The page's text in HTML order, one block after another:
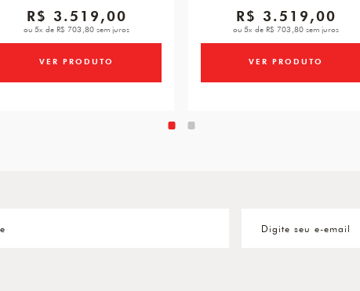
R$ 3.519,00
ou 5x de R$ 703,80 sem juros
VER PRODUTO
R$ 3.519,00
ou 5x de R$ 703,80 sem juros
VER PRODUTO